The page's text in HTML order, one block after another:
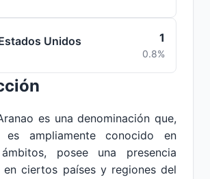
Unidos 1
0.8%
es una denominación que,
es ampliamente conocido en
posee una presencia
en ciertos países y regiones del